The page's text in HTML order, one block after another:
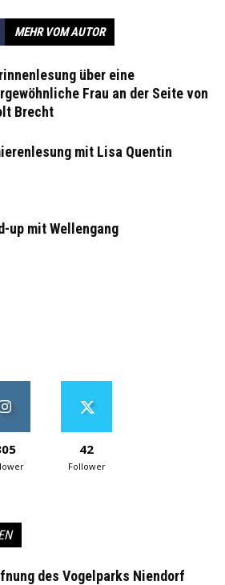
MEHR VOM AUTOR
über eine
Frau an der Seite von
Brecht
mit Lisa Quentin
up mit Wellengang
42
Follower
des Vogelparks Niendorf